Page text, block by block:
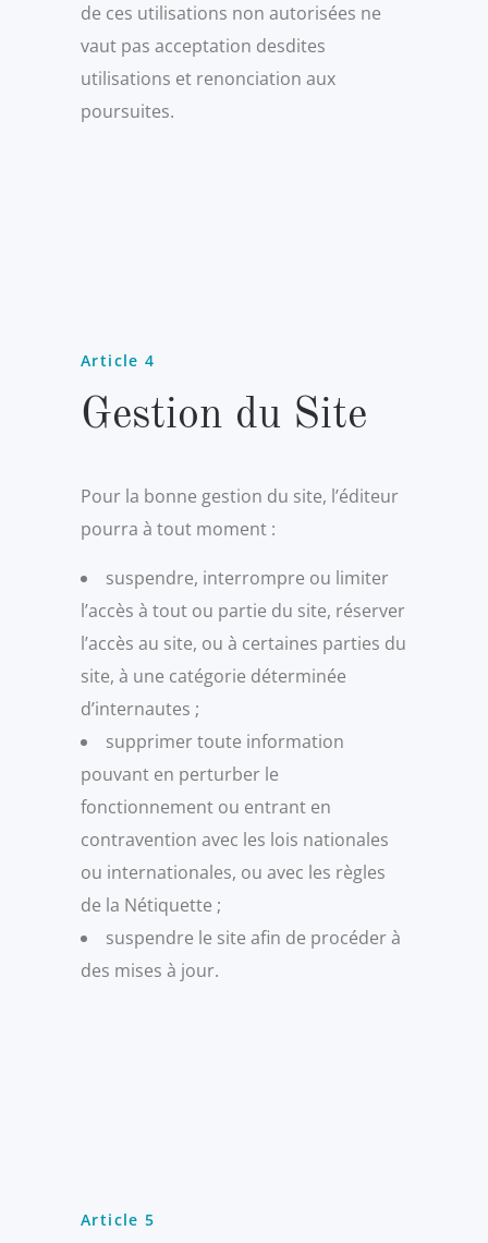
de ces utilisations non autorisées ne
vaut pas acceptation desdites
utilisations et renonciation aux
poursuites.
Article 4
Gestion du Site
Pour la bonne gestion du site, l’éditeur
pourra à tout moment :
suspendre, interrompre ou limiter
l’accès à tout ou partie du site, réserver
l’accès au site, ou à certaines parties du
site, à une catégorie déterminée
d’internautes ;
supprimer toute information
pouvant en perturber le
fonctionnement ou entrant en
contravention avec les lois nationales
ou internationales, ou avec les règles
de la Nétiquette ;
suspendre le site afin de procéder à
des mises à jour.
Article 5